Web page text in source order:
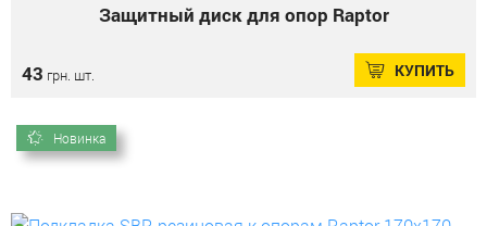
Защитный диск для опор Raptor
43 грн. шт. КУПИТЬ
Новинка